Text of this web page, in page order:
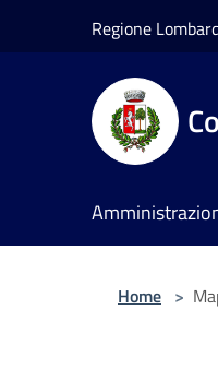
Regione
Home >